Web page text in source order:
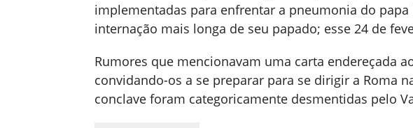
implementadas para enfrentar a pneumonia do papa
internação mais longa de seu papado; esse 24 de
Rumores que mencionavam uma carta endereçada
convidando-os a se preparar para se dirigir a Roma
conclave foram categoricamente desmentidas pelo